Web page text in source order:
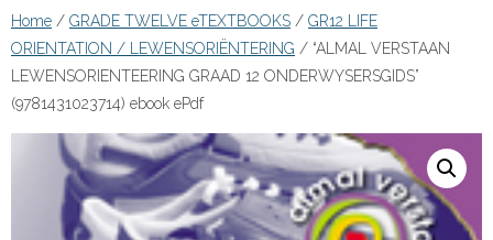
Home / GRADE TWELVE eTEXTBOOKS / GR12 LIFE
ORIENTATION / LEWENSORIËNTERING / “ALMAL VERSTAAN
LEWENSORIENTEERING GRAAD 12 ONDERWYSERSGIDS”
(9781431023714) ebook ePdf